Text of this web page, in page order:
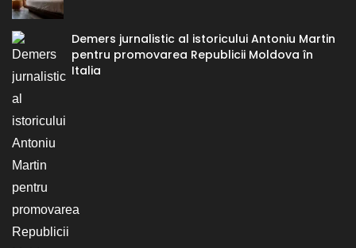
Demers jurnalistic al istoricului Antoniu Martin
pentru promovarea Republicii Moldova în
Italia